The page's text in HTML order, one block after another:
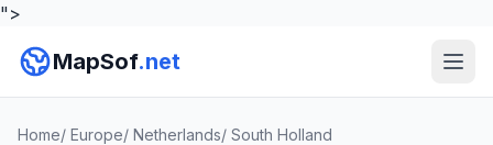
">
MapSof.net
Home/ Europe/ Netherlands/ South Holland